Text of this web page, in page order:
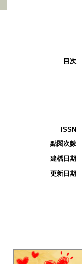
目次
ISSN
點閱次數
建檔日期
更新日期